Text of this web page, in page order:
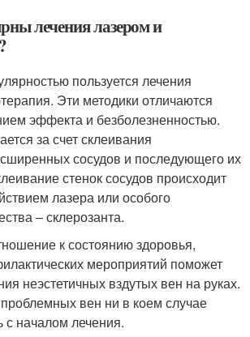
лечения лазером и
пользуется лечения
Эти методики отличаются
эффекта и безболезненностью.
за счет склеивания
сосудов и последующего их
стенок сосудов происходит
лазера или особого
– склерозанта.
к состоянию здоровья,
мероприятий поможет
неэстетичных вздутых вен на руках.
вен ни в коем случае
с началом лечения.